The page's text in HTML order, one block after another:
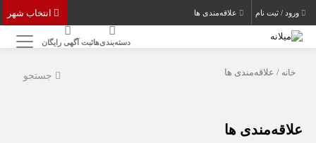
ورود / ثبت نام علاقه‌مندی ها
دسته‌بندی‌هاثبت آگهی رایگان
جستجو خانه / علاقه‌مندی ها
علاقه‌مندی ها